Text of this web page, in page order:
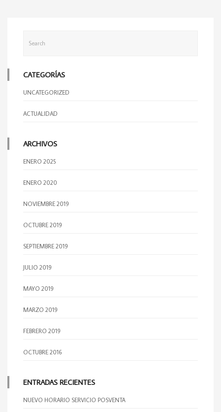
CATEGORÍAS
UNCATEGORIZED
ACTUALIDAD
ARCHIVOS
ENERO 2025
ENERO 2020
NOVIEMBRE 2019
OCTUBRE 2019
SEPTIEMBRE 2019
JULIO 2019
MAYO 2019
MARZO 2019
FEBRERO 2019
OCTUBRE 2016
ENTRADAS RECIENTES
NUEVO HORARIO SERVICIO POSVENTA